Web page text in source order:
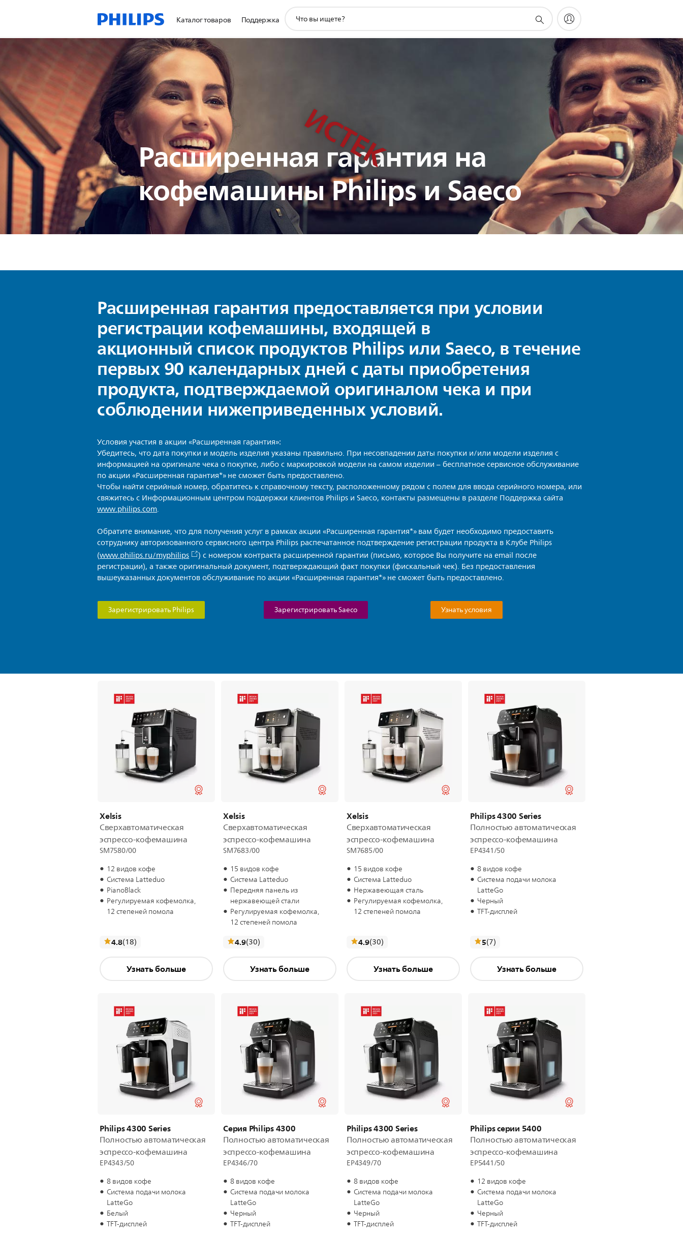
Каталог товаров Поддержка
поддержки
Расширенная гарантия на
кофемашины Philips и Saeco
ИСТЕК
Расширенная гарантия предоставляется при условии
регистрации кофемашины, входящей в
акционный список продуктов Philips или Saeco, в течение
первых 90 календарных дней с даты приобретения
продукта, подтверждаемой оригиналом чека и при
соблюдении нижеприведенных условий.
Условия участия в акции «Расширенная гарантия»:
Убедитесь, что дата покупки и модель изделия указаны правильно. При несовпадении даты покупки и/или модели изделия с
информацией на оригинале чека о покупке, либо с маркировкой модели на самом изделии – бесплатное сервисное обслуживание
по акции «Расширенная гарантия*» не сможет быть предоставлено.
Чтобы найти серийный номер, обратитесь к справочному тексту, расположенному рядом с полем для ввода серийного номера, или
свяжитесь с Информационным центром поддержки клиентов Philips и Saeco, контакты размещены в разделе Поддержка сайта
www.philips.com.
Обратите внимание, что для получения услуг в рамках акции «Расширенная гарантия*» вам будет необходимо предоставить
сотруднику авторизованного сервисного центра Philips распечатанное подтверждение регистрации продукта в Клубе Philips
(www.philips.ru/myphilips
) с номером контракта расширенной гарантии (письмо, которое Вы получите на email после
регистрации), а также оригинальный документ, подтверждающий факт покупки (фискальный чек). Без предоставления
вышеуказанных документов обслуживание по акции «Расширенная гарантия*» не сможет быть предоставлено.
Зарегистрировать Philips Зарегистрировать Saeco Узнать условия​
Xelsis
Сверхавтоматическая
эспрессо-кофемашина
SM7580/00
12 видов кофе
Система Latteduo
PianoBlack
Регулируемая кофемолка,
12 степеней помола
4.8(18отзывы
)
Узнать больше
Xelsis
Сверхавтоматическая
эспрессо-кофемашина
SM7683/00
15 видов кофе
Система Latteduo
Передняя панель из
нержавеющей стали
Регулируемая кофемолка,
12 степеней помола
4.9(30отзывы
)
Узнать больше
Xelsis
Сверхавтоматическая
эспрессо-кофемашина
SM7685/00
15 видов кофе
Система Latteduo
Нержавеющая сталь
Регулируемая кофемолка,
12 степеней помола
4.9(30отзывы
)
Узнать больше
Philips 4300 Series
Полностью автоматическая
эспрессо-кофемашина
EP4341/50
8 видов кофе
Система подачи молока
LatteGo
Черный
TFT-дисплей
5(7отзывы
)
Узнать больше
Philips 4300 Series
Полностью автоматическая
эспрессо-кофемашина
EP4343/50
8 видов кофе
Система подачи молока
LatteGo
Белый
TFT-дисплей
Серия Philips 4300
Полностью автоматическая
эспрессо-кофемашина
EP4346/70
8 видов кофе
Система подачи молока
LatteGo
Черный
TFT-дисплей
Philips 4300 Series
Полностью автоматическая
эспрессо-кофемашина
EP4349/70
8 видов кофе
Система подачи молока
LatteGo
Черный
TFT-дисплей
Philips серии 5400
Полностью автоматическая
эспрессо-кофемашина
EP5441/50
12 видов кофе
Система подачи молока
LatteGo
Черный
TFT-дисплей